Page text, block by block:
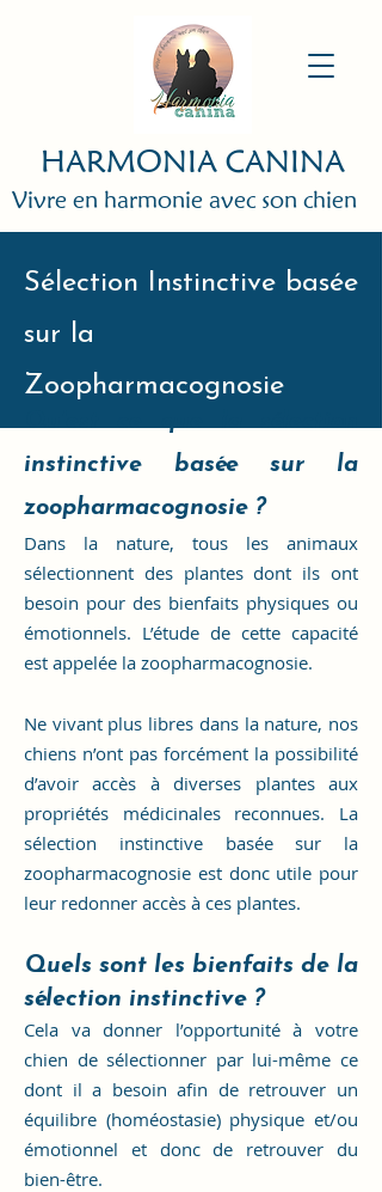
Vivre en harmonie avec son chien
HARMONIA CANINA
Sélection Instinctive basée
sur la
Zoopharmacognosie
Qu'est ce que la sélection
instinctive basée sur la
zoopharmacognosie ?
Dans la nature, tous les animaux
sélectionnent des plantes dont ils ont
besoin pour des bienfaits physiques ou
émotionnels. L’étude de cette capacité
est appelée la zoopharmacognosie.
Ne vivant plus libres dans la nature, nos
chiens n’ont pas forcément la possibilité
d’avoir accès à diverses plantes aux
propriétés médicinales reconnues. La
sélection instinctive basée sur la
zoopharmacognosie est donc utile pour
leur redonner accès à ces plantes.
Quels sont les bienfaits de la
sélection instinctive ?
Cela va donner l’opportunité à votre
chien desélectionner par lui-même ce
dont il a besoin afin de retrouver un
équilibre (homéostasie) physique et/ou
émotionnel et donc de retrouver du
bien-être.